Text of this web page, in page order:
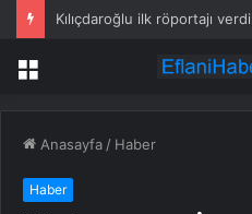
Menü
Anasayfa / Haber
Haber